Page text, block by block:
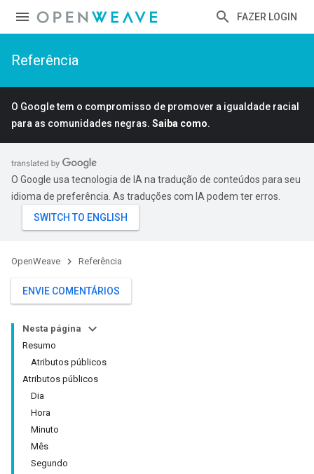
FAZER LOGIN
Referência
O Google tem o compromisso de promover a igualdade racial
para as comunidades negras. Saiba como.
O Google usa tecnologia de IA na tradução de conteúdos para seu
idioma de preferência. As traduções com IA podem ter erros.
OpenWeave Referência
ENVIE COMENTÁRIOS
Nesta página
Resumo
Atributos públicos
Atributos públicos
Dia
Hora
Minuto
Mês
Segundo